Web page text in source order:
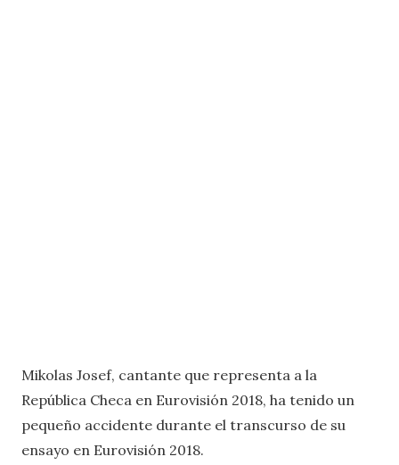
Mikolas Josef, cantante que representa a la
República Checa en Eurovisión 2018, ha tenido un
pequeño accidente durante el transcurso de su
ensayo en Eurovisión 2018.